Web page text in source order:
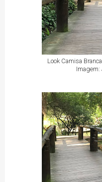
Look Camisa
Imagem: